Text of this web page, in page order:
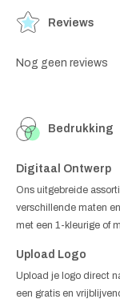
Reviews
Nog geen reviews
Bedrukking
Digitaal Ontwerp
Ons uitgebreide
verschillende maten
met een 1-kleurige of
Upload Logo
Upload je logo direct
een gratis en